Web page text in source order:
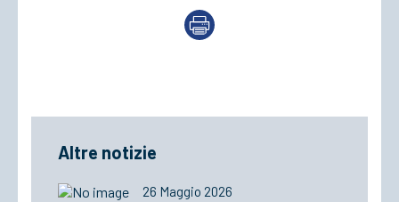
Altre notizie
26 Maggio 2026